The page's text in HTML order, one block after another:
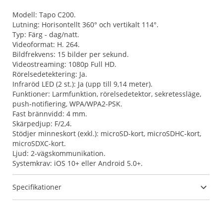
Modell: Tapo C200.
Lutning: Horisontellt 360° och vertikalt 114°.
Typ: Färg - dag/natt.
Videoformat: H. 264.
Bildfrekvens: 15 bilder per sekund.
Videostreaming: 1080p Full HD.
Rörelsedetektering: Ja.
Infraröd LED (2 st.): Ja (upp till 9,14 meter).
Funktioner: Larmfunktion, rörelsedetektor, sekretessläge,
push-notifiering, WPA/WPA2-PSK.
Fast brännvidd: 4 mm.
Skärpedjup: F/2,4.
Stödjer minneskort (exkl.): microSD-kort, microSDHC-kort,
microSDXC-kort.
Ljud: 2-vägskommunikation.
Systemkrav: iOS 10+ eller Android 5.0+.
Specifikationer